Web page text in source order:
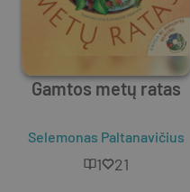
Gamtos metų ratas
Selemonas Paltanavičius
1 21